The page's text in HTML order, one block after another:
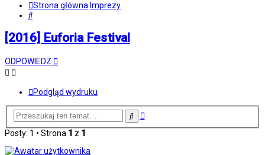
Strona główna Imprezy
Szukaj
[2016] Euforia Festival
ODPOWIEDZ
Podgląd wydruku
SzukajWyszukiwanie
Posty: 1 • Strona 1 z 1